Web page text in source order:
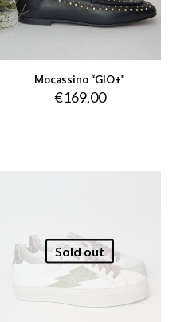
Mocassino “GIO+”
€169,00
Sold out